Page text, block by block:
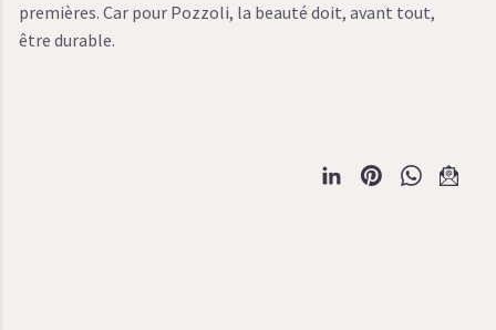
premières. Car pour Pozzoli, la beauté doit, avant tout,
être durable.